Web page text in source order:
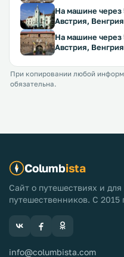
На машине через
Австрия,
На машине через
Австрия,
При копировании любой
обязательна.
Columbista
Сайт о путешествиях и для
путешественников. С 2015
info@columbista.com